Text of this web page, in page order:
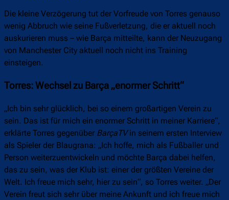
Die kleine Verzögerung tut der Vorfreude von Torres genauso
wenig Abbruch wie seine Fußverletzung, die er aktuell noch
auskurieren muss – wie Barça mitteilte, kann der Neuzugang
von Manchester City aktuell noch nicht ins Training
einsteigen.
Torres: Wechsel zu Barça „enormer Schritt“
„Ich bin sehr glücklich, bei so einem großartigen Verein zu
sein. Das ist für mich ein enormer Schritt in meiner Karriere“,
erklärte Torres gegenüber BarçaTVin seinem ersten Interview
als Spieler der Blaugrana: „Ich hoffe, mich als Fußballer und
Person weiterzuentwickeln und möchte Barça dabei helfen,
das zu sein, was der Klub ist: einer der größten Vereine der
Welt. Ich freue mich sehr, hier zu sein“, so Torres weiter. „Der
Verein freut sich sehr über meine Ankunft und ich freue mich